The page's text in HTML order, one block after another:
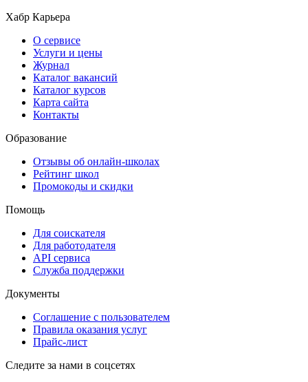
Хабр Карьера
О сервисе
Услуги и цены
Журнал
Каталог вакансий
Каталог курсов
Карта сайта
Контакты
Образование
Отзывы об онлайн-школах
Рейтинг школ
Промокоды и скидки
Помощь
Для соискателя
Для работодателя
API сервиса
Служба поддержки
Документы
Соглашение с пользователем
Правила оказания услуг
Прайс-лист
Следите за нами в соцсетях